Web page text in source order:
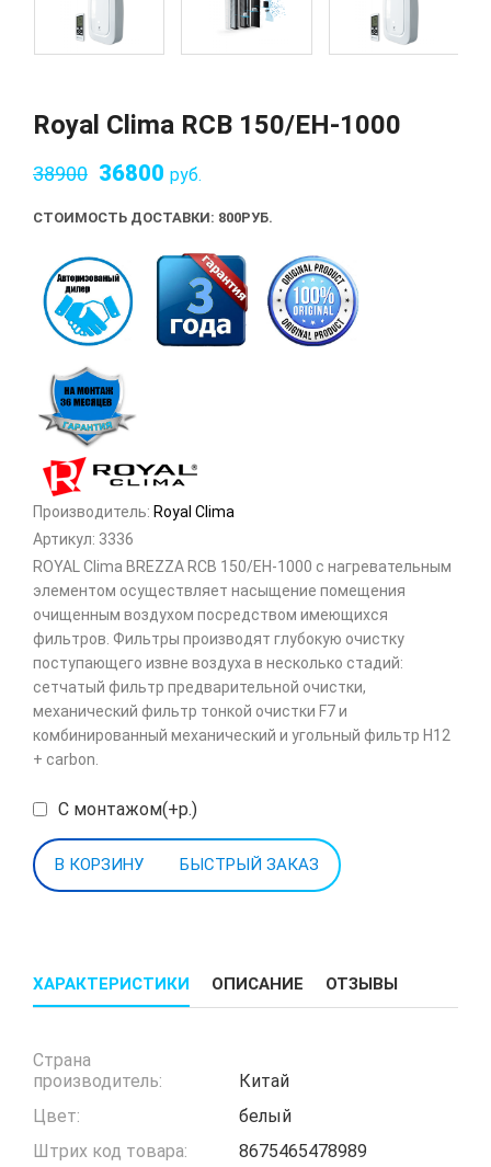
Royal Clima RCB 150/EH-1000
38900 36800 руб.
СТОИМОСТЬ ДОСТАВКИ: 800РУБ.
Производитель: Royal Clima
Артикул: 3336
ROYAL Clima BREZZA RCB 150/EH-1000 с нагревательным
элементом осуществляет насыщение помещения
очищенным воздухом посредством имеющихся
фильтров. Фильтры производят глубокую очистку
поступающего извне воздуха в несколько стадий:
сетчатый фильтр предварительной очистки,
механический фильтр тонкой очистки F7 и
комбинированный механический и угольный фильтр H12
+ carbon.
С монтажом(+р.)
БЫСТРЫЙ ЗАКАЗ
ХАРАКТЕРИСТИКИ ОПИСАНИЕ ОТЗЫВЫ
Страна
производитель:
Китай
Цвет:
белый
Штрих код товара:
8675465478989